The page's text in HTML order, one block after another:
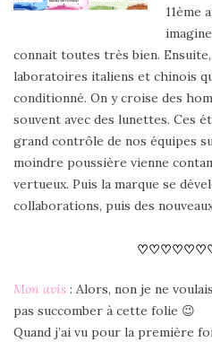
11ème
connait toutes très bien. Ensuite,
laboratoires italiens et chinois
conditionné. On y croise des
souvent avec des lunettes. Ces
grand contrôle de nos équipes
moindre poussière vienne
vertueux. Puis la marque se
collaborations, puis des
Mon avis : Alors, non je ne voulais
pas succomber à cette folie 😉
Quand j’ai vu pour la première